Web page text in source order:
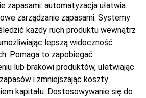
zapasami: automatyzacja ułatwia
zarządzanie zapasami. Systemy
każdy ruch produktu wewnątrz
lepszą widoczność
Pomaga to zapobiegać
lub brakowi produktów, ułatwiając
i zmniejszając koszty
kapitału. Dostosowywanie się do